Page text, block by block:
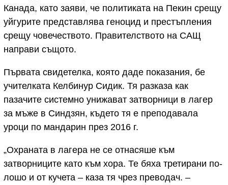
Канада, като заяви, че политиката на Пекин срещу
уйгурите представлява геноцид и престъпления
срещу човечеството. Правителството на САЩ
направи същото.
Първата свидетелка, която даде показания, бе
учителката Келбинур Сидик. Тя разказа как
пазачите системно унижават затворници в лагер
за мъже в Синдзян, където тя е преподавала
уроци по мандарин през 2016 г.
„Охраната в лагера не се отнасяше към
затворниците като към хора. Те бяха третирани по-
лошо и от кучета – каза тя чрез преводач. –